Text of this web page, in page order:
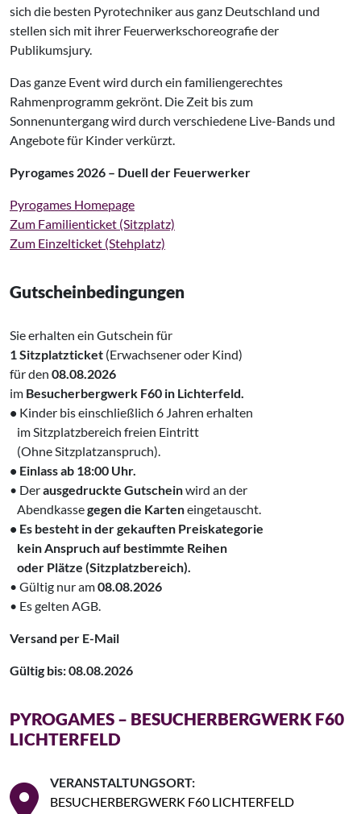
sich die besten Pyrotechniker aus ganz Deutschland und
stellen sich mit ihrer Feuerwerkschoreografie der
Publikumsjury.
Das ganze Event wird durch ein familiengerechtes
Rahmenprogramm gekrönt. Die Zeit bis zum
Sonnenuntergang wird durch verschiedene Live-Bands und
Angebote für Kinder verkürzt.
Pyrogames 2026 – Duell der Feuerwerker
Pyrogames Homepage
Zum Familienticket (Sitzplatz)
Zum Einzelticket (Stehplatz)
Gutscheinbedingungen
Sie erhalten ein Gutschein für
1 Sitzplatzticket (Erwachsener oder Kind)
für den 08.08.2026
im Besucherbergwerk F60 in Lichterfeld.
• Kinder bis einschließlich 6 Jahren erhalten
‌ im Sitzplatzbereich freien Eintritt
‌ (Ohne Sitzplatzanspruch).
• Einlass ab 18:00 Uhr.
• Derausgedruckte Gutscheinwird an der
‌ Abendkassegegen die Karteneingetauscht.
• Es besteht in der gekauften Preiskategorie
‌ kein Anspruch auf bestimmte Reihen
‌ oder Plätze (Sitzplatzbereich).
• Gültig nur am08.08.2026
• Es gelten AGB.
Versand per E-Mail
Gültig bis: 08.08.2026
PYROGAMES – BESUCHERBERGWERK F60
LICHTERFELD
VERANSTALTUNGSORT:
BESUCHERBERGWERK F60 LICHTERFELD